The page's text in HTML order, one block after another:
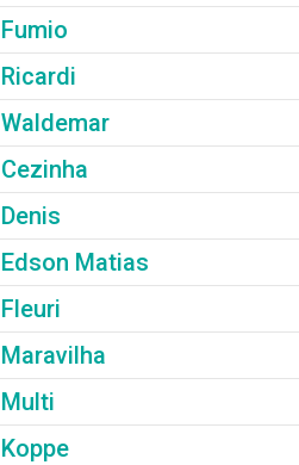
Fumio
Ricardi
Waldemar
Cezinha
Denis
Edson Matias
Fleuri
Maravilha
Multi
Koppe